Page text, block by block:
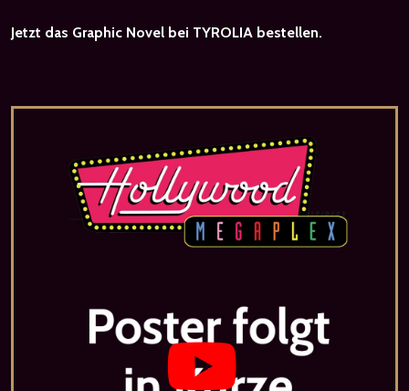
Jetzt das Graphic Novel bei TYROLIA bestellen.